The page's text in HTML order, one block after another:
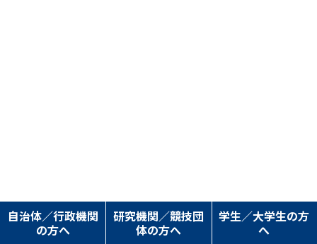
自治体／行政機関
の方へ
研究機関／競技団
体の方へ
学生／大学生の方
へ